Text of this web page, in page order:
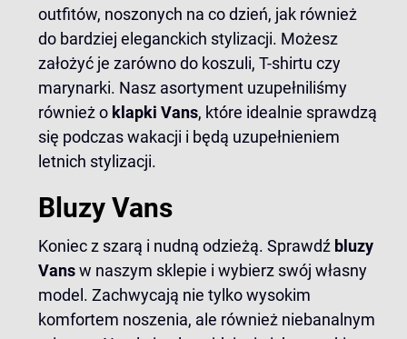
outfitów, noszonych na co dzień, jak również
do bardziej eleganckich stylizacji. Możesz
założyć je zarówno do koszuli, T-shirtu czy
marynarki. Nasz asortyment uzupełniliśmy
również o klapki Vans, które idealnie sprawdzą
się podczas wakacji i będą uzupełnieniem
letnich stylizacji.
Bluzy Vans
Koniec z szarą i nudną odzieżą. Sprawdź bluzy
Vansw naszym sklepie i wybierz swój własny
model. Zachwycają nie tylko wysokim
komfortem noszenia, ale również niebanalnym